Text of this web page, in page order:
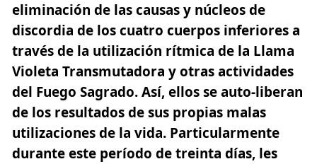
eliminación de las causas y núcleos de
discordia de los cuatro cuerpos inferiores a
través de la utilización rítmica de la Llama
Violeta Transmutadora y otras actividades
del Fuego Sagrado. Así, ellos se auto-liberan
de los resultados de sus propias malas
utilizaciones de la vida. Particularmente
durante este período de treinta días, les